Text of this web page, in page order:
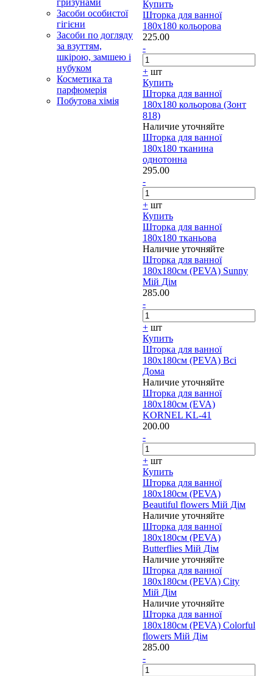
гризунами
Засоби особистої
гігієни
Засоби по догляду
за взуттям,
шкірою, замшею і
нубуком
Косметика та
парфюмерія
Побутова хімія
Купить
Шторка для ванної
180х180 кольорова
225.00
-
+ шт
Купить
Шторка для ванної
180х180 кольорова (Зонт
818)
Наличие уточняйте
Шторка для ванної
180х180 тканина
однотонна
295.00
-
+ шт
Купить
Шторка для ванної
180х180 тканьова
Наличие уточняйте
Шторка для ванної
180х180см (PEVA) Sunny
Мій Дім
285.00
-
+ шт
Купить
Шторка для ванної
180х180см (PEVA) Всі
Дома
Наличие уточняйте
Шторка для ванної
180х180см (EVA)
KORNEL KL-41
200.00
-
+ шт
Купить
Шторка для ванної
180х180см (PEVA)
Beautiful flowers Мій Дім
Наличие уточняйте
Шторка для ванної
180х180см (PEVA)
Butterflies Мій Дім
Наличие уточняйте
Шторка для ванної
180х180см (PEVA) City
Мій Дім
Наличие уточняйте
Шторка для ванної
180х180см (PEVA) Colorful
flowers Мій Дім
285.00
-